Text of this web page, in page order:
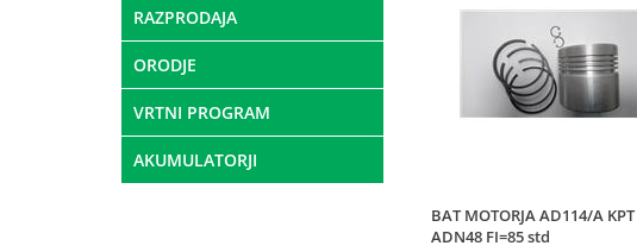
RAZPRODAJA
ORODJE
VRTNI PROGRAM
AKUMULATORJI
BAT MOTORJA AD114/A KPT
ADN48 FI=85 std